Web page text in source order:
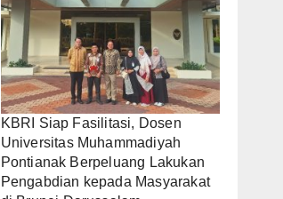
KBRI Siap Fasilitasi, Dosen
Universitas Muhammadiyah
Pontianak Berpeluang Lakukan
Pengabdian kepada Masyarakat